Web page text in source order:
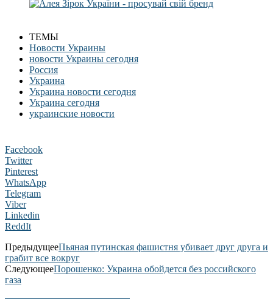
ТЕМЫ
Новости Украины
новости Украины сегодня
Россия
Украина
Украина новости сегодня
Украина сегодня
украинские новости
Facebook
Twitter
Pinterest
WhatsApp
Telegram
Viber
Linkedin
ReddIt
ПредыдущееПьяная путинская фашистня убивает друг друга и
грабит все вокруг
СледующееПорошенко: Украина обойдется без российского
газа